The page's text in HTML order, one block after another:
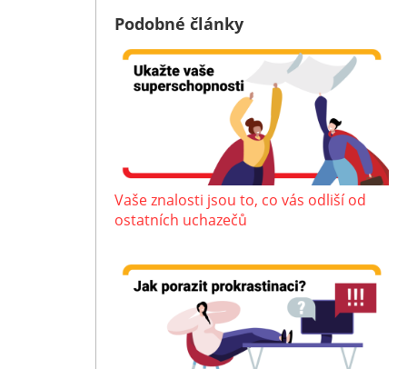
Podobné články
Vaše znalosti jsou to, co vás odliší od
ostatních uchazečů